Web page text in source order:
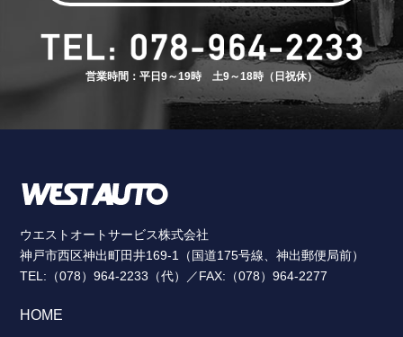
営業時間：平日9～19時 土9～18時（日祝休）
ウエストオートサービス株式会社
神戸市西区神出町田井169-1（国道175号線、神出郵便局前）
TEL:（078）964-2233（代）／FAX:（078）964-2277
HOME